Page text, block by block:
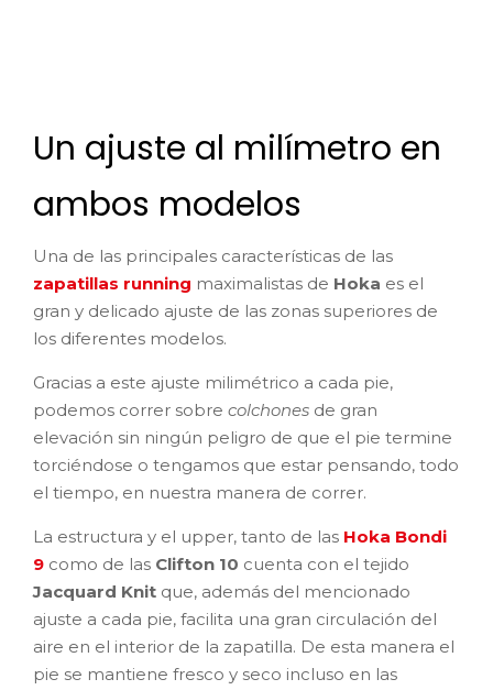
Un ajuste al milímetro en
ambos modelos
Una de las principales características de las
zapatillas running maximalistas de Hoka es el
gran y delicado ajuste de las zonas superiores de
los diferentes modelos.
Gracias a este ajuste milimétrico a cada pie,
podemos correr sobre colchones de gran
elevación sin ningún peligro de que el pie termine
torciéndose o tengamos que estar pensando, todo
el tiempo, en nuestra manera de correr.
La estructura y el upper, tanto de las Hoka Bondi
9 como de las Clifton 10 cuenta con el tejido
Jacquard Knit que, además del mencionado
ajuste a cada pie, facilita una gran circulación del
aire en el interior de la zapatilla. De esta manera el
pie se mantiene fresco y seco incluso en las